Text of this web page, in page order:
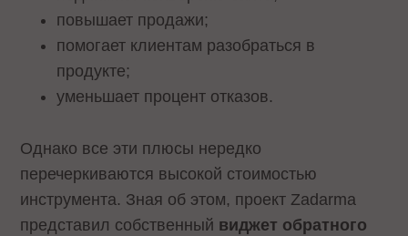
повышает продажи;
помогает клиентам разобраться в
продукте;
уменьшает процент отказов.
Однако все эти плюсы нередко
перечеркиваются высокой стоимостью
инструмента. Зная об этом, проект Zadarma
представил собственный виджет обратного